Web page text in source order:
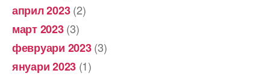
април 2023(2)
март 2023(3)
февруари 2023(3)
януари 2023 (1)